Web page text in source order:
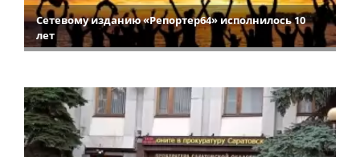
Сетевому изданию «Репортер64» исполнилось 10
лет